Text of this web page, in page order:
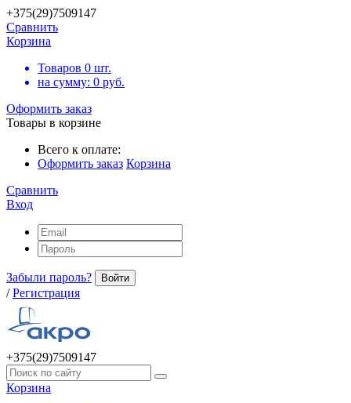
+375(29)7509147
Сравнить
Корзина
Товаров 0 шт.
на сумму: 0 руб.
Оформить заказ
Товары в корзине
Всего к оплате:
Оформить заказ Корзина
Сравнить
Вход
Забыли пароль? Войти
/ Регистрация
+375(29)7509147
Корзина